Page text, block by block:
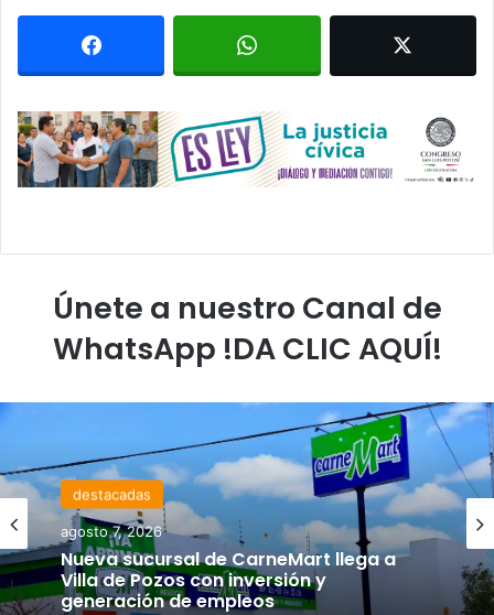
Únete a nuestro Canal de
WhatsApp !DA CLIC AQUÍ!
destacadas
agosto 7, 2026
Nueva sucursal de CarneMart llega a
Villa de Pozos con inversión y
generación de empleos